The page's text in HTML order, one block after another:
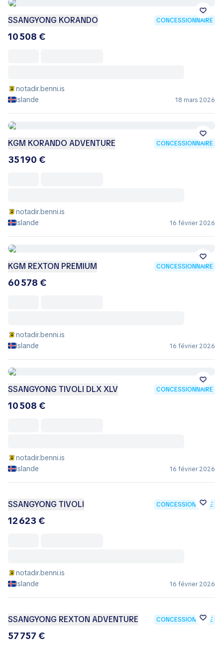
SSANGYONG KORANDO CONCESSIONNAIRE
10 508 €
notadir.benni.is
Islande
18 mars 2026
KGM KORANDO ADVENTURE CONCESSIONNAIRE
35 190 €
notadir.benni.is
Islande
16 février 2026
KGM REXTON PREMIUM CONCESSIONNAIRE
60 578 €
notadir.benni.is
Islande
16 février 2026
SSANGYONG TIVOLI DLX XLV CONCESSIONNAIRE
10 508 €
notadir.benni.is
Islande
16 février 2026
SSANGYONG TIVOLI CONCESSIONNAIRE
12 623 €
notadir.benni.is
Islande
16 février 2026
SSANGYONG REXTON ADVENTURE CONCESSIONNAIRE
57 757 €